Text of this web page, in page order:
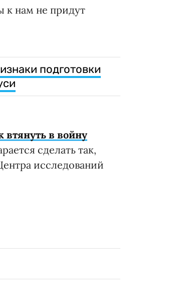
к нам не придут
подготовки
втянуть в войну
сделать так,
исследований